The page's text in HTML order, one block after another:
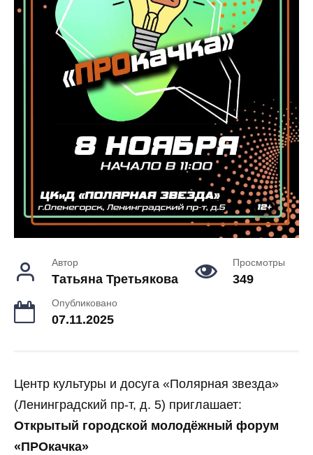
Автор
Татьяна Третьякова
Просмотры
349
Опубликовано
07.11.2025
Центр культуры и досуга «Полярная звезда»
(Ленинградский пр‑т, д. 5) приглашает:
Открытый городской молодёжный форум
«ПРОкачка»